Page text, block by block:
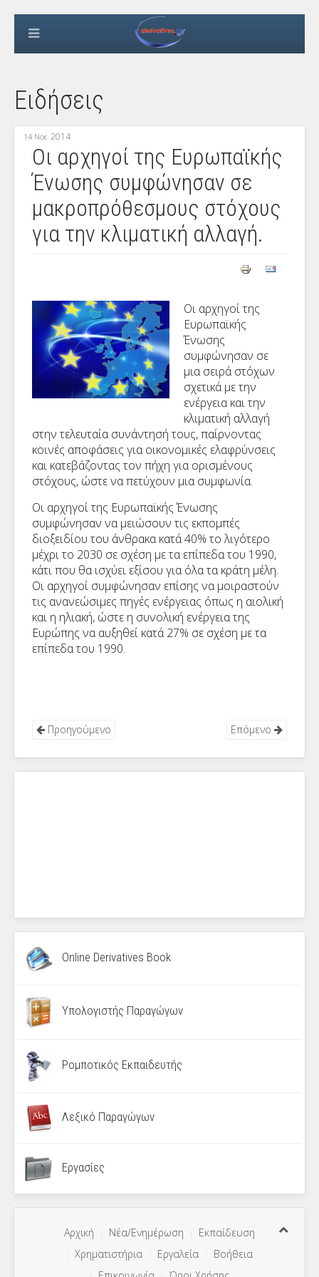
Ειδήσεις
14 Νοε 2014
Οι αρχηγοί της Ευρωπαϊκής
Ένωσης συμφώνησαν σε
μακροπρόθεσμους στόχους
για την κλιματική αλλαγή.
Οι αρχηγοί της
Ευρωπαϊκής
Ένωσης
συμφώνησαν σε
μια σειρά στόχων
σχετικά με την
ενέργεια και την
κλιματική αλλαγή
στην τελευταία συνάντησή τους, παίρνοντας
κοινές αποφάσεις για οικονομικές ελαφρύνσεις
και κατεβάζοντας τον πήχη για ορισμένους
στόχους, ώστε να πετύχουν μια συμφωνία.
Οι αρχηγοί της Ευρωπαϊκής Ένωσης
συμφώνησαν να μειώσουν τις εκπομπές
διοξειδίου του άνθρακα κατά 40% το λιγότερο
μέχρι το 2030 σε σχέση με τα επίπεδα του 1990,
κάτι που θα ισχύει εξίσου για όλα τα κράτη μέλη.
Οι αρχηγοί συμφώνησαν επίσης να μοιραστούν
τις ανανεώσιμες πηγές ενέργειας όπως η αιολική
και η ηλιακή, ώστε η συνολική ενέργεια της
Ευρώπης να αυξηθεί κατά 27% σε σχέση με τα
επίπεδα του 1990.
Προηγούμενο Επόμενο
Online Derivatives Book
Υπολογιστής Παραγώγων
Ρομποτικός Εκπαιδευτής
Λεξικό Παραγώγων
Εργασίες
Αρχική Νέα/Ενημέρωση
Εκπαίδευση
Χρηματιστήρια
Εργαλεία
Βοήθεια